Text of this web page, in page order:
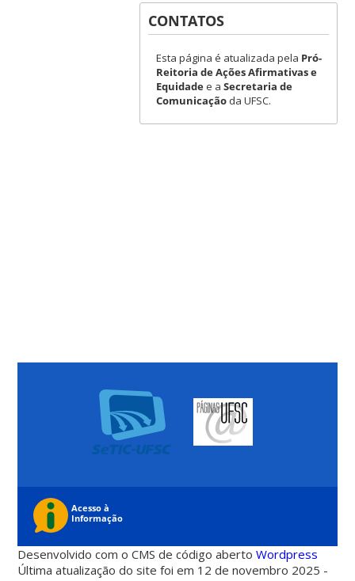
CONTATOS
Esta página é atualizada pela Pró-
Reitoria de Ações Afirmativas e
Equidadee a Secretaria de
Comunicaçãoda UFSC.
Desenvolvido com o CMS de código abertoWordpress
Última atualização do site foi em 12 de novembro 2025 -